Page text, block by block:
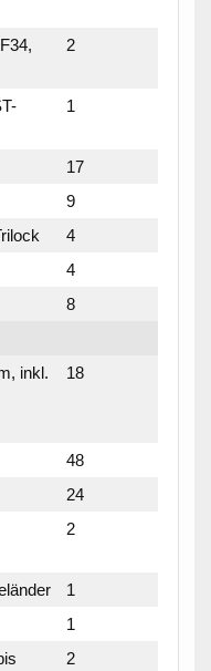
2
1
17
9
4
4
8
inkl.
18
48
24
2
1
1
2